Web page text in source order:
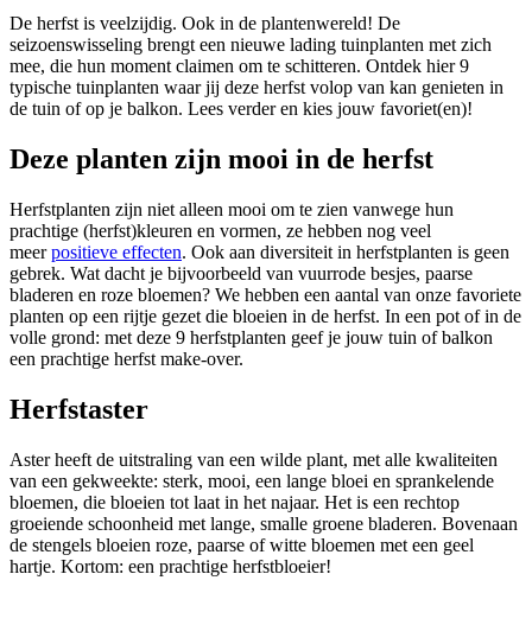
De herfst is veelzijdig. Ook in de plantenwereld! De
seizoenswisseling brengt een nieuwe lading tuinplanten met zich
mee, die hun moment claimen om te schitteren. Ontdek hier 9
typische tuinplanten waar jij deze herfst volop van kan genieten in
de tuin of op je balkon. Lees verder en kies jouw favoriet(en)!
Deze planten zijn mooi in de herfst
Herfstplanten zijn niet alleen mooi om te zien vanwege hun
prachtige (herfst)kleuren en vormen, ze hebben nog veel
meerpositieve effecten. Ook aan diversiteit in herfstplanten is geen
gebrek. Wat dacht je bijvoorbeeld van vuurrode besjes, paarse
bladeren en roze bloemen? We hebben een aantal van onze favoriete
planten op een rijtje gezet die bloeien in de herfst. In een pot of in de
volle grond: met deze 9 herfstplanten geef je jouw tuin of balkon
een prachtige herfst make-over.
Herfstaster
Aster heeft de uitstraling van een wilde plant, met alle kwaliteiten
van een gekweekte: sterk, mooi, een lange bloei en sprankelende
bloemen, die bloeien tot laat in het najaar. Het is een rechtop
groeiende schoonheid met lange, smalle groene bladeren. Bovenaan
de stengels bloeien roze, paarse of witte bloemen met een geel
hartje. Kortom: een prachtige herfstbloeier!